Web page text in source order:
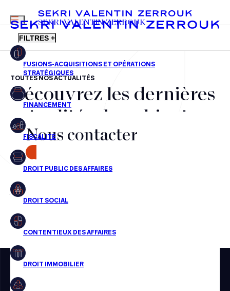
FR EN
MENU
SEKRI VALENTIN ZERROUK
FILTRES +
Fusions-acquisitions et opérations stratégiques
Financement
Fiscalité
Droit public des affaires
Droit social
Droit immobilier
Restructuring
TOUTES NOS ACTUALITÉS
Découvrez les dernières
actualités du cabinet,
nos récompenses et nos
transactions, jour après
jour
Aucun résultats pour cette recherche
Nous contacter